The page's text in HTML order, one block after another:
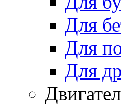
Для
Для
Для